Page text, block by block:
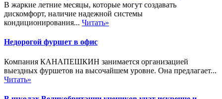
В жаркие летние месяцы, которые могут создавать
дискомфорт, наличие надежной системы
кондиционирования... Читать»
Недорогой фуршет в офис
Компания КАНАПЕШКИН занимается организацией
выездных фуршетов на высочайшем уровне. Она предлагает...
Читать»